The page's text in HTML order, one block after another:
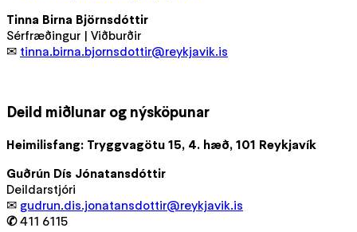
Tinna Birna Björnsdóttir
Sérfræðingur | Viðburðir
✉ tinna.birna.bjornsdottir@reykjavik.is
Deild miðlunar og nýsköpunar
Heimilisfang: Tryggvagötu 15, 4. hæð, 101 Reykjavík
Guðrún Dís Jónatansdóttir
Deildarstjóri
✉ gudrun.dis.jonatansdottir@reykjavik.is
✆411 6115